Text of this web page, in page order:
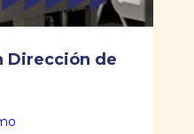
Dirección de